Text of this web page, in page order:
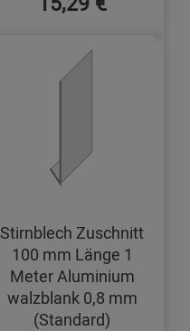
Stirnblech Zuschnitt
100 mm Länge 1
Meter Aluminium
walzblank 0,8 mm
(Standard)